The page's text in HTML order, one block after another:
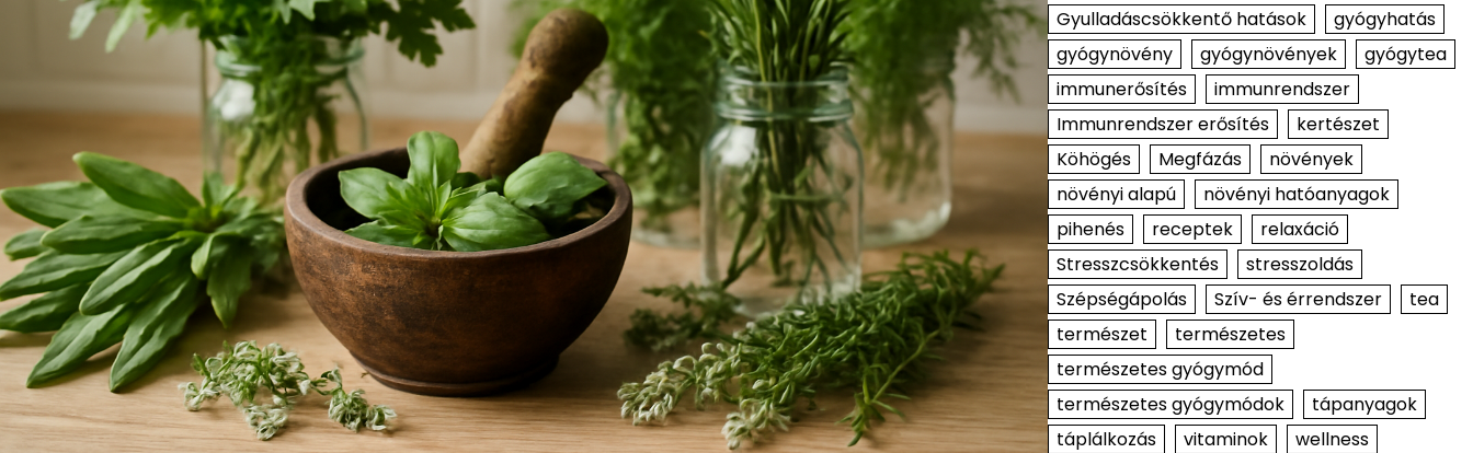
Gyulladáscsökkentő hatások
gyógyhatás
gyógynövény
gyógynövények
gyógytea
immunerősítés
immunrendszer
Immunrendszer erősítés
kertészet
Köhögés
Megfázás
növények
növényi alapú
növényi hatóanyagok
pihenés
receptek
relaxáció
Stresszcsökkentés
stresszoldás
Szépségápolás
Szív- és érrendszer
tea
természet
természetes
természetes gyógymód
természetes gyógymódok
tápanyagok
táplálkozás
vitaminok
wellness